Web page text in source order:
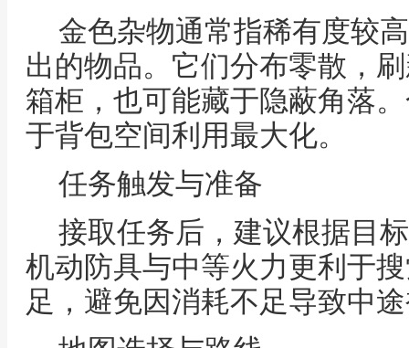
金色杂物通常指稀有度较
出的物品。它们分布零散，
箱柜，也可能藏于隐蔽角落
于背包空间利用最大化。
任务触发与准备
接取任务后，建议根据目
机动防具与中等火力更利于
足，避免因消耗不足导致中